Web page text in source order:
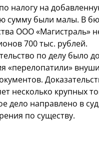
налогу на
сумму были малы. В
ООО «Магистраль»
700 тыс. рублей.
по делу было
«перелопатили»
несколько крупных
дело направлено в
по существу.